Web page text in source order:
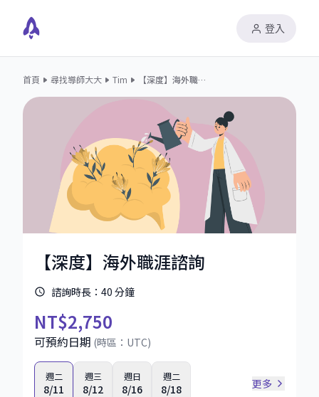
登入
首頁 尋找導師大大 Tim 【深度】海外職涯諮詢
【深度】海外職涯諮詢
諮詢時長： 40 分鐘
NT$2,750
可預約日期 (時區： UTC)
週二
8/11
週三
8/12
週日
8/16
週二
8/18 更多